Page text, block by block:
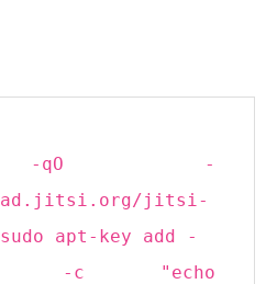
-qO -
jitsi-
apt-key add -
sh -c
"echo